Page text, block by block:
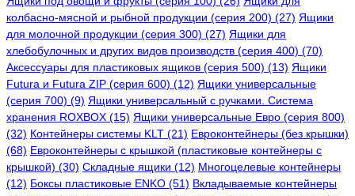
колбасно-мясной и рыбной продукции (серия 200) (27) Ящики
для молочной продукции (серия 300) (27) Ящики для
хлебобулочных и других видов производств (серия 400) (70)
Аксессуары для пластиковых ящиков (серия 500) (13) Ящики
Futura и Futura ZIP (серия 600) (12) Ящики универсальные
(серия 700) (9) Ящики универсальный с ручками. Система
хранения ROXBOX (15) Ящики универсальные Евро (серия 800)
(32) Контейнеры системы KLT (21) Евроконтейнеры (без крышки)
(68) Евроконтейнеры с крышкой (пластиковые контейнеры с
крышкой) (30) Складные ящики (12) Многоцелевые контейнеры
(12) Боксы пластиковые ENKO (51) Вкладываемые контейнеры